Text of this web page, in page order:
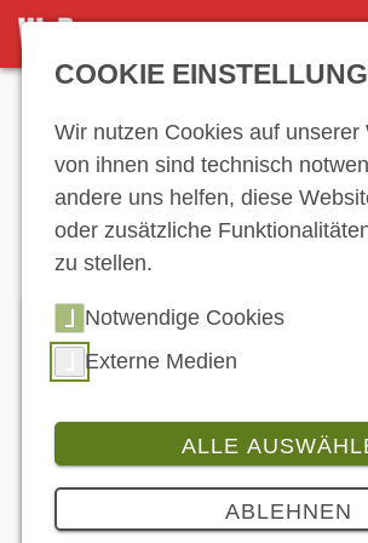
NEWS
News
COOKIE
Wir nutzen Cookies auf unserer
von ihnen sind technisch
andere uns helfen, diese
oder zusätzliche
zu stellen.
Notwendige Cookies
Externe Medien
ALLE
ABLEHNEN